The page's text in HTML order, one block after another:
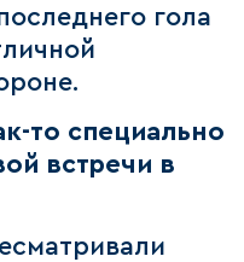
гола
то специально
встречи в